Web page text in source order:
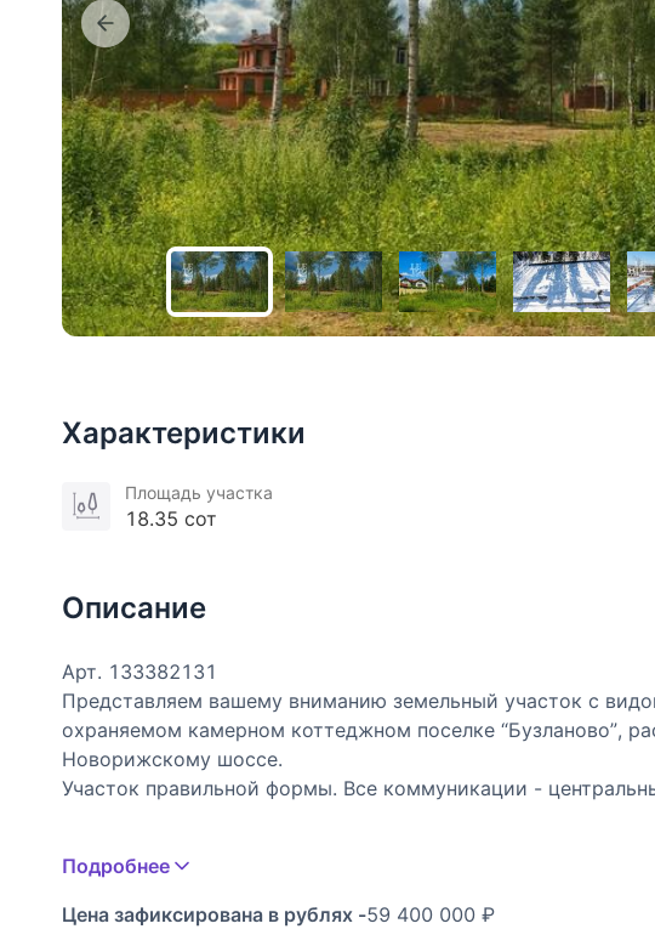
Характеристики
Площадь участка
18.35 сот
Описание
Арт. 133382131
Представляем вашему вниманию земельный участок с
охраняемом камерном коттеджном поселке “Бузланово”,
Новорижскому шоссе.
Участок правильной формы. Все коммуникации -
шоссе.
Территория поселка занимает 2,4 гектара, где
правильной формы от 14 до 20 соток, благодаря чему
Подробнее
Цена зафиксирована в рублях -59 400 000 ₽